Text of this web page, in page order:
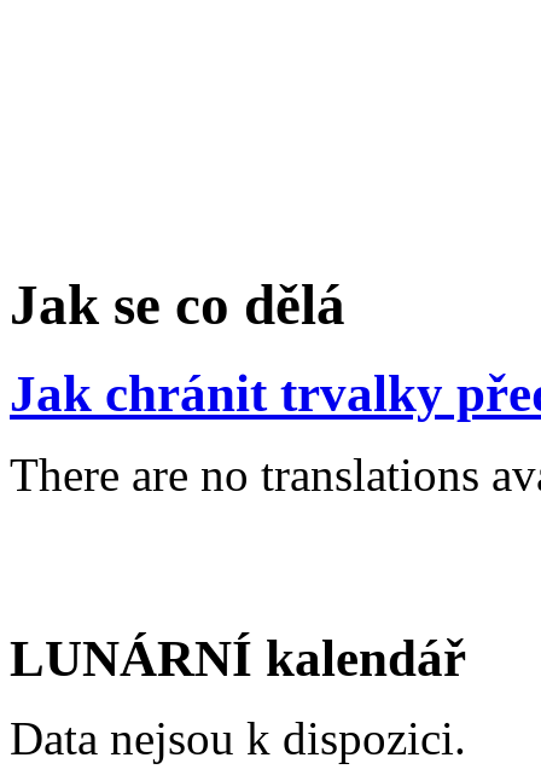
Jak se co dělá
Jak chránit trvalky
There are no translations
LUNÁRNÍ kalendář
Data nejsou k dispozici.